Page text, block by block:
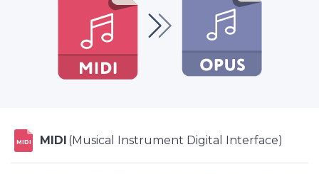
MIDI MIDI (Musical Instrument Digital Interface)